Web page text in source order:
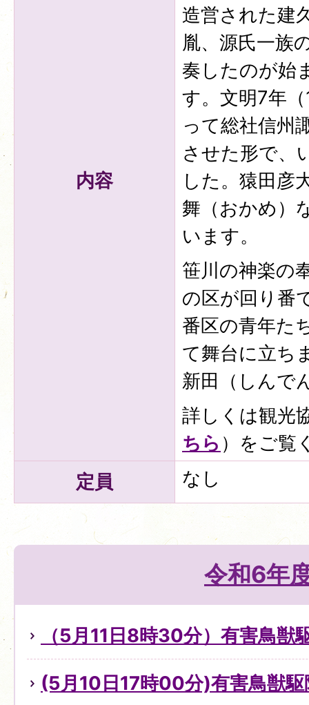
内容
造営された建
胤、源氏一族
奏したのが始
す。文明7年
って総社信州
させた形で、
した。猿田彦
舞（おかめ）
います。
笹川の神楽の
の区が回り番
番区の青年た
て舞台に立ち
新田（しんで
詳しくは観光
ちら ）をご覧
定員
なし
令和6年
（5月11日8時30分）有害鳥獣
(5月10日17時00分)有害鳥獣